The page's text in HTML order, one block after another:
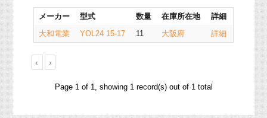
メーカー 型式 数量 在庫所在地
詳細
大和電業
YOL24 15-17 11 大阪府 詳細
‹ ›
Page 1 of 1, showing 1 record(s) out of 1 total